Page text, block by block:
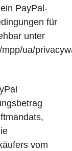
PayPal-
für
unter
ua/
vom